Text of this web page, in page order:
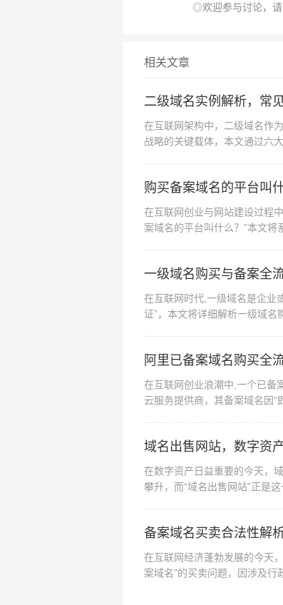
◎欢迎参与讨论，请
相关文章
二级域名实例解析，常
在互联网架构中，二级域名作
战略的关键载体，本文通过六
购买备案域名的平台叫
在互联网创业与网站建设过程
案域名的平台叫什么？”本文将
一级域名购买与备案全
在互联网时代,一级域名是企业
证”，本文将详细解析一级域名
阿里已备案域名购买全
在互联网创业浪潮中,一个已备
云服务提供商，其备案域名因“
域名出售网站，数字资
在数字资产日益重要的今天，
攀升，而“域名出售网站”正是
备案域名买卖合法性解
在互联网经济蓬勃发展的今天
案域名"的买卖问题，因涉及行